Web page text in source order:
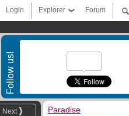
Forum
Explorer
Login
Follow us!
Next Paradise